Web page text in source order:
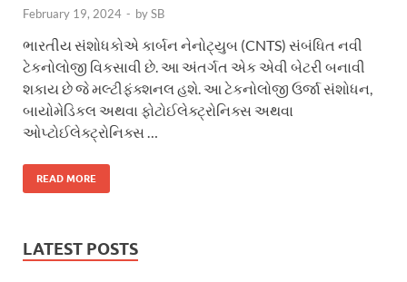
February 19, 2024 - bySB
ભારતીય સંશોધકોએ કાર્બન નેનોટ્યુબ (CNTS) સંબંધિત નવી
ટેકનોલોજી વિકસાવી છે. આ અંતર્ગત એક એવી બેટરી બનાવી
શકાય છે જે મલ્ટીફંક્શનલ હશે. આ ટેકનોલોજી ઉર્જા સંશોધન,
બાયોમેડિકલ અથવા ફોટોઈલેક્ટ્રોનિક્સ અથવા
ઓપ્ટોઈલેક્ટ્રોનિક્સ …
READ MORE
LATEST POSTS